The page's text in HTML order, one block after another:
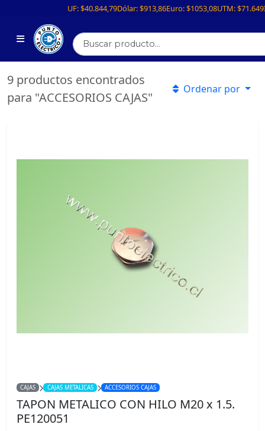
UF:$40.844,79Dólar:$913,86Euro:$1053,08UTM:$71.649
9 productos encontrados
para "ACCESORIOS CAJAS"
Ordenar por
CAJAS CAJAS METALICAS ACCESORIOS CAJAS
TAPON METALICO CON HILO M20 x 1.5.
PE120051